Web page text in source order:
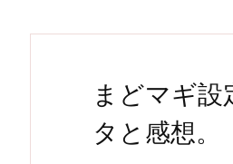
まどマギ
タと感想。